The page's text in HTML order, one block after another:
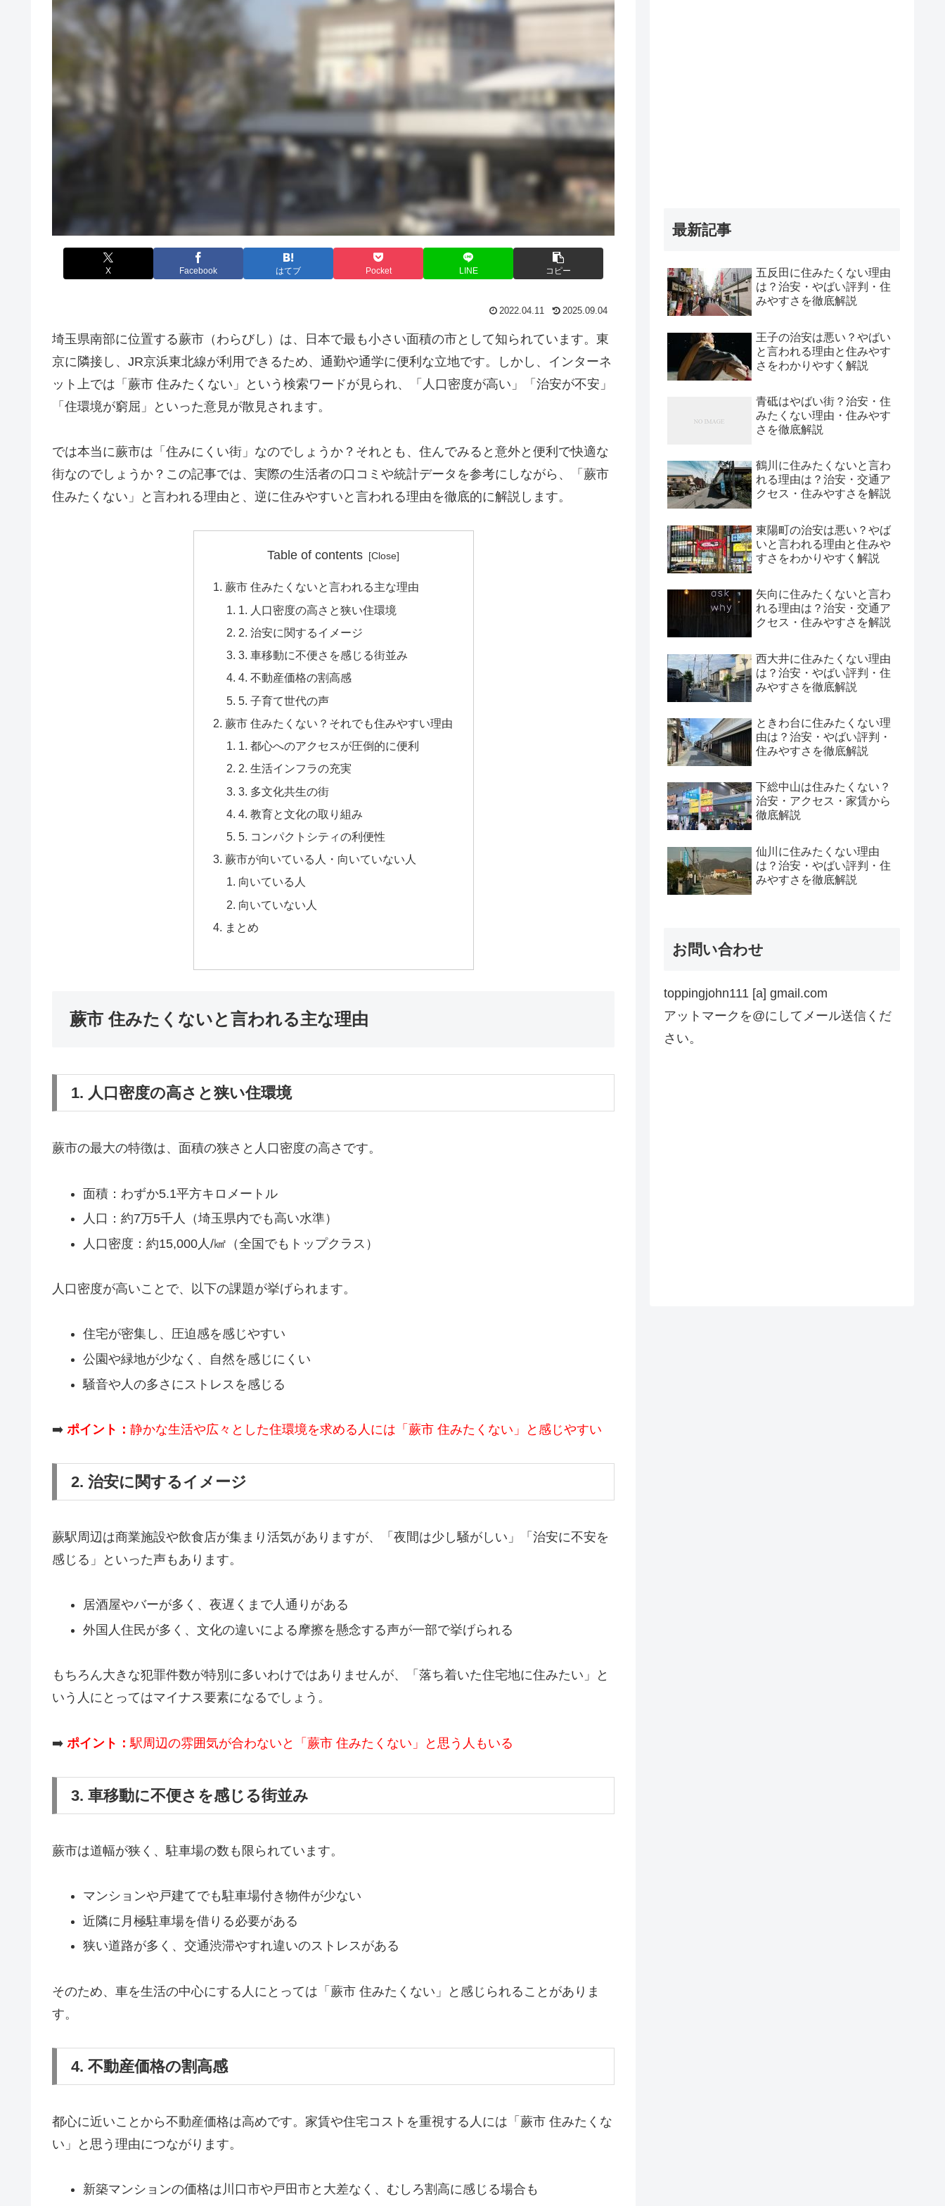
X Facebook はてブ Pocket LINE コピー
2022.04.11 2025.09.04
埼玉県南部に位置する蕨市（わらびし）は、日本で最も小さい面積の市として知られています。東
京に隣接し、JR京浜東北線が利用できるため、通勤や通学に便利な立地です。しかし、インターネ
ット上では「蕨市 住みたくない」という検索ワードが見られ、「人口密度が高い」「治安が不安」
「住環境が窮屈」といった意見が散見されます。
では本当に蕨市は「住みにくい街」なのでしょうか？それとも、住んでみると意外と便利で快適な
街なのでしょうか？この記事では、実際の生活者の口コミや統計データを参考にしながら、「蕨市
住みたくない」と言われる理由と、逆に住みやすいと言われる理由を徹底的に解説します。
Table of contents
蕨市 住みたくないと言われる主な理由
1. 人口密度の高さと狭い住環境
2. 治安に関するイメージ
3. 車移動に不便さを感じる街並み
4. 不動産価格の割高感
5. 子育て世代の声
蕨市 住みたくない？それでも住みやすい理由
1. 都心へのアクセスが圧倒的に便利
2. 生活インフラの充実
3. 多文化共生の街
4. 教育と文化の取り組み
5. コンパクトシティの利便性
蕨市が向いている人・向いていない人
向いている人
向いていない人
まとめ
蕨市 住みたくないと言われる主な理由
1. 人口密度の高さと狭い住環境
蕨市の最大の特徴は、面積の狭さと人口密度の高さです。
面積：わずか5.1平方キロメートル
人口：約7万5千人（埼玉県内でも高い水準）
人口密度：約15,000人/㎢（全国でもトップクラス）
人口密度が高いことで、以下の課題が挙げられます。
住宅が密集し、圧迫感を感じやすい
公園や緑地が少なく、自然を感じにくい
騒音や人の多さにストレスを感じる
➡️ ポイント： 静かな生活や広々とした住環境を求める人には「蕨市 住みたくない」と感じやすい
2. 治安に関するイメージ
蕨駅周辺は商業施設や飲食店が集まり活気がありますが、「夜間は少し騒がしい」「治安に不安を
感じる」といった声もあります。
居酒屋やバーが多く、夜遅くまで人通りがある
外国人住民が多く、文化の違いによる摩擦を懸念する声が一部で挙げられる
もちろん大きな犯罪件数が特別に多いわけではありませんが、「落ち着いた住宅地に住みたい」と
いう人にとってはマイナス要素になるでしょう。
➡️ ポイント： 駅周辺の雰囲気が合わないと「蕨市 住みたくない」と思う人もいる
3. 車移動に不便さを感じる街並み
蕨市は道幅が狭く、駐車場の数も限られています。
マンションや戸建てでも駐車場付き物件が少ない
近隣に月極駐車場を借りる必要がある
狭い道路が多く、交通渋滞やすれ違いのストレスがある
そのため、車を生活の中心にする人にとっては「蕨市 住みたくない」と感じられることがありま
す。
4. 不動産価格の割高感
都心に近いことから不動産価格は高めです。家賃や住宅コストを重視する人には「蕨市 住みたくな
い」と思う理由につながります。
新築マンションの価格は川口市や戸田市と大差なく、むしろ割高に感じる場合も
最新記事
五反田に住みたくない理由
は？治安・やばい評判・住
みやすさを徹底解説
王子の治安は悪い？やばい
と言われる理由と住みやす
さをわかりやすく解説
青砥はやばい街？治安・住
みたくない理由・住みやす
さを徹底解説
鶴川に住みたくないと言わ
れる理由は？治安・交通ア
クセス・住みやすさを解説
東陽町の治安は悪い？やば
いと言われる理由と住みや
すさをわかりやすく解説
矢向に住みたくないと言わ
れる理由は？治安・交通ア
クセス・住みやすさを解説
西大井に住みたくない理由
は？治安・やばい評判・住
みやすさを徹底解説
ときわ台に住みたくない理
由は？治安・やばい評判・
住みやすさを徹底解説
下総中山は住みたくない？
治安・アクセス・家賃から
徹底解説
仙川に住みたくない理由
は？治安・やばい評判・住
みやすさを徹底解説
お問い合わせ
toppingjohn111 [a] gmail.com
アットマークを@にしてメール送信くだ
さい。